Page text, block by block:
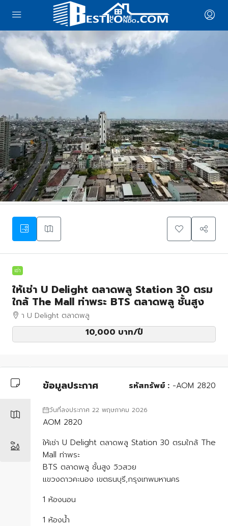
เช่า
ให้เช่า U Delight ตลาดพลู Station 30 ตรม
ใกล้ The Mall ท่าพระ BTS ตลาดพลู ชั้นสูง
า U Delight ตลาดพลู
10,000 บาท/ปี
ข้อมูลประกาศ รหัสทรัพย์ : -AOM 2820
วันที่ลงประกาศ 22 พฤษภาคม 2026
AOM 2820
ให้เช่า U Delight ตลาดพลู Station 30 ตรมใกล้ The
Mall ท่าพระ
BTS ตลาดพลู ชั้นสูง วิวสวย
แขวงดาวคะนอง เขตธนบุรี,กรุงเทพมหานคร
1 ห้องนอน
1 ห้องน้ำ